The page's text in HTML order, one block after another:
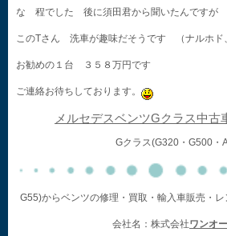
な 程でした 後に須田君から聞いたんですが
このTさん 洗車が趣味だそうです （ナルホド
お勧めの１台 ３５８万円です
ご連絡お待ちしております。
メルセデスベンツGクラス中古
Gクラス(G320・G500・
G55)からベンツの修理・買取・輸入車販売・
会社名：株式会社ワンオ